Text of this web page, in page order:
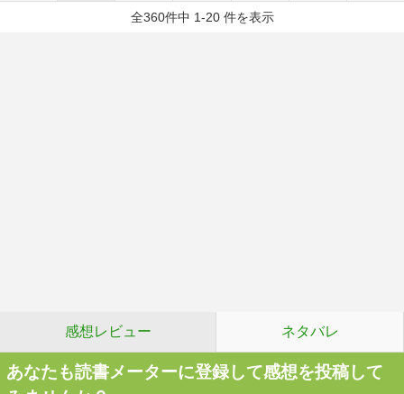
全360件中 1-20 件を表示
感想レビュー ネタバレ
あなたも読書メーターに登録して感想を投稿して